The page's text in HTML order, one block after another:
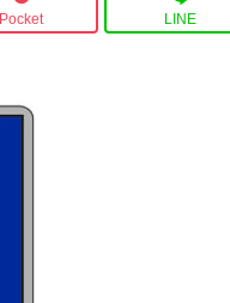
Pocket LINE